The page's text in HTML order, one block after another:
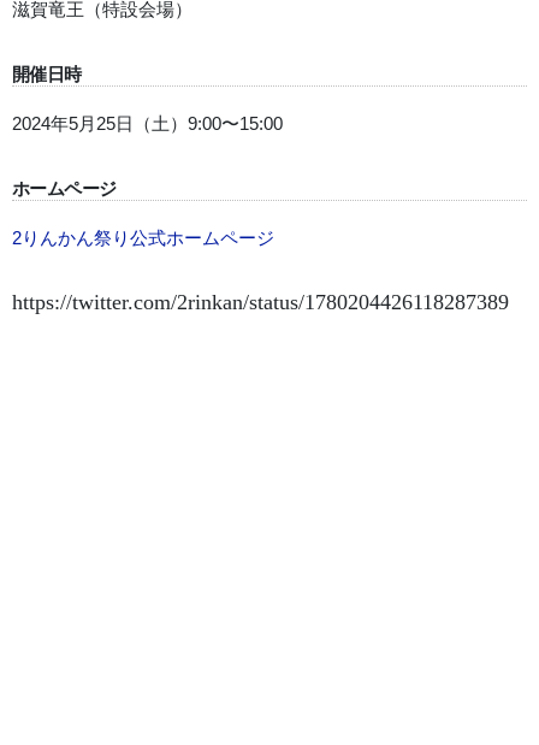
滋賀竜王（特設会場）
開催日時
2024年5月25日（土）9:00〜15:00
ホームページ
2りんかん祭り公式ホームページ
https://twitter.com/2rinkan/status/1780204426118287389